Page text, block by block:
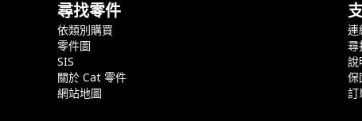
尋找零件
依類別購買
零件圖
SIS
關於 Cat 零件
網站地圖
連
尋
說
保
訂